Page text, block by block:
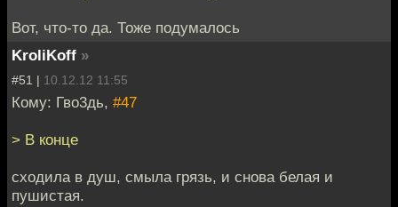
Вот, что-то да. Тоже подумалось
KroliKoff »
#51 | 10.12.12 11:55
Кому: Гво3дь, #47
> В конце
сходила в душ, смыла грязь, и снова белая и
пушистая.